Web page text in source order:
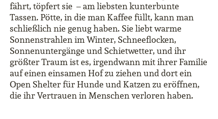
fährt, töpfert sie – am liebsten kunterbunte
Tassen. Pötte, in die man Kaffee füllt, kann man
schließlich nie genug haben. Sie liebt warme
Sonnenstrahlen im Winter, Schneeflocken,
Sonnenuntergänge und Schietwetter, und ihr
größter Traum ist es, irgendwann mit ihrer Familie
auf einen einsamen Hof zu ziehen und dort ein
Open Shelter für Hunde und Katzen zu eröffnen,
die ihr Vertrauen in Menschen verloren haben.